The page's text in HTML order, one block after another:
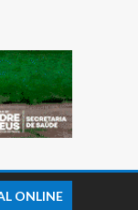
ONLINE